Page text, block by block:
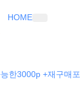
HOME
한3000p +재구매